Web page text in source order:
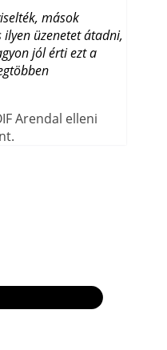
mások
üzenetet átadni,
jól érti ezt a
Arendal elleni